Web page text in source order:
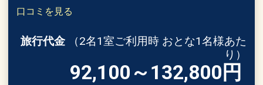
口コミを見る
旅行代金
（2名1室ご利用時 おとな1名様あた
り）
92,100～132,800 円